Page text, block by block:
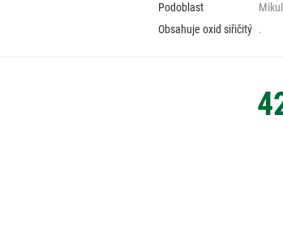
Podoblast
Obsahuje oxid siřičitý .